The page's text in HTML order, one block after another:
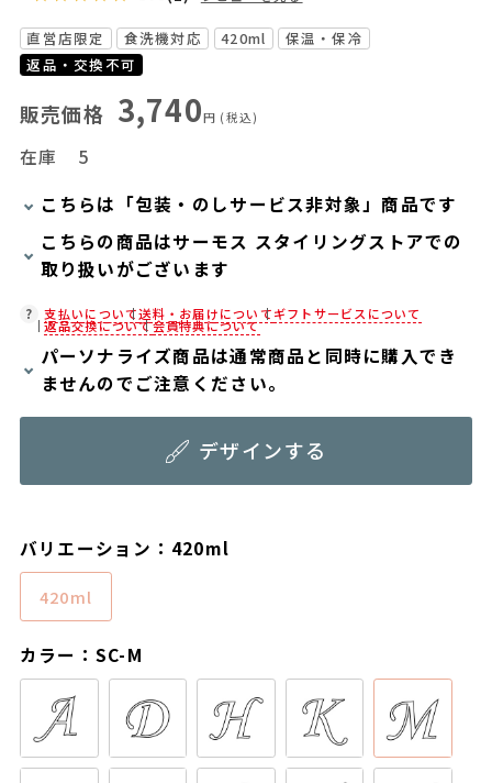
直営店限定 食洗機対応 420ml
保温・保冷
返品・交換不可
販売価格 3,740円 (税込)
在庫
5
こちらは「包装・のしサービス非対象」商品です
当商品は弊社でのお包みには対応しておりませ
ん。
お客様ご自身で包装する際にお使いいただけるギ
フト用品をご用意しておりますので、セルフラッ
ピング用のギフトバッグや手提げ袋が必要な場合
は、以下より合わせてご購入ください。
パーソナライズサービス用ギフト用品
こちらの商品はサーモス スタイリングストアでの
取り扱いがございます
在庫状況につきましては、各店舗までお電話にて
ご確認ください。
店舗紹介ページ
支払いについて送料・お届けについてギフトサービスについて
返品交換について会員特典について
パーソナライズ商品は通常商品と同時に購入でき
ませんのでご注意ください。
パーソナライズ商品と通常商品が同時にカートに
入っていると、注文画面に進むことができませ
ん。お手数ですがパーソナライズ商品と通常商品
バリエーション：420ml
420ml
カラー：SC-M
デザインする